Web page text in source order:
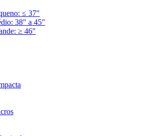
≤ 37"
38" a 45"
≥ 46"